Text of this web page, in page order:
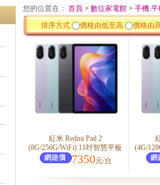
您的位置在： 首頁 > 數位家電館 > 手機.平
排序方式
價格由低至高 價格由
紅米 Redmi Pad 2
(8G/256G/WiFi) 11吋智慧平板
7350元/台
(4G/